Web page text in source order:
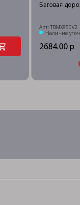
Беговая
Арт: TDMX850V2
Наличие
2684.00 р